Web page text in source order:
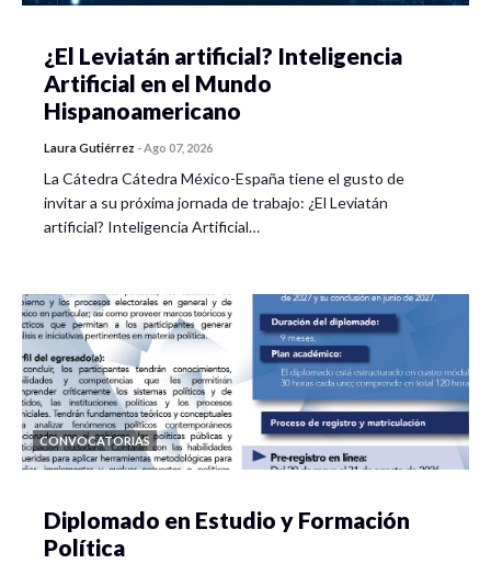
¿El Leviatán artificial? Inteligencia
Artificial en el Mundo
Hispanoamericano
Laura Gutiérrez -Ago 07, 2026
La Cátedra Cátedra México-España tiene el gusto de
invitar a su próxima jornada de trabajo: ¿El Leviatán
artificial? Inteligencia Artificial…
CONVOCATORIAS
Diplomado en Estudio y Formación
Política